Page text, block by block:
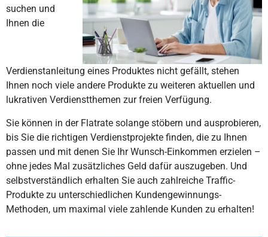
suchen und
Ihnen die
Verdienstanleitung eines Produktes nicht gefällt, stehen
Ihnen noch viele andere Produkte zu weiteren aktuellen und
lukrativen Verdienstthemen zur freien Verfügung.
Sie können in der Flatrate solange stöbern und ausprobieren,
bis Sie die richtigen Verdienstprojekte finden, die zu Ihnen
passen und mit denen Sie Ihr Wunsch-Einkommen erzielen –
ohne jedes Mal zusätzliches Geld dafür auszugeben. Und
selbstverständlich erhalten Sie auch zahlreiche Traffic-
Produkte zu unterschiedlichen Kundengewinnungs-
Methoden, um maximal viele zahlende Kunden zu erhalten!